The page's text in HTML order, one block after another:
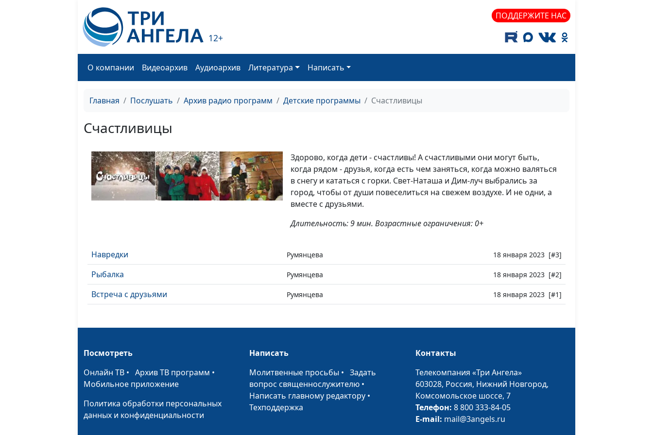
12+
ПОДДЕРЖИТЕ НАС
О компании Видеоархив Аудиоархив Литература Написать
Главная Послушать Архив радио программ Детские программы Счастливицы
Счастливицы
Здорово, когда дети - счастливы! А счастливыми они могут быть,
когда рядом - друзья, когда есть чем заняться, когда можно валяться
в снегу и кататься с горки. Свет-Наташа и Дим-луч выбрались за
город, чтобы от души повеселиться на свежем воздухе. И не одни, а
вместе с друзьями.
Длительность: 9 мин. Возрастные ограничения: 0+
Навредки Румянцева 18 января 2023 [#3]
Рыбалка Румянцева 18 января 2023 [#2]
Встреча с друзьями Румянцева 18 января 2023 [#1]
Посмотреть
Онлайн ТВ • Архив ТВ программ •
Мобильное приложение
Политика обработки персональных
данных и конфиденциальности
Написать
Молитвенные просьбы •Задать
вопрос священнослужителю •
Написать главному редактору •
Техподдержка
Контакты
Телекомпания «Три Ангела»
603028, Россия, Нижний Новгород,
Комсомольское шоссе, 7
Телефон: 8 800 333-84-05
E-mail: mail@3angels.ru